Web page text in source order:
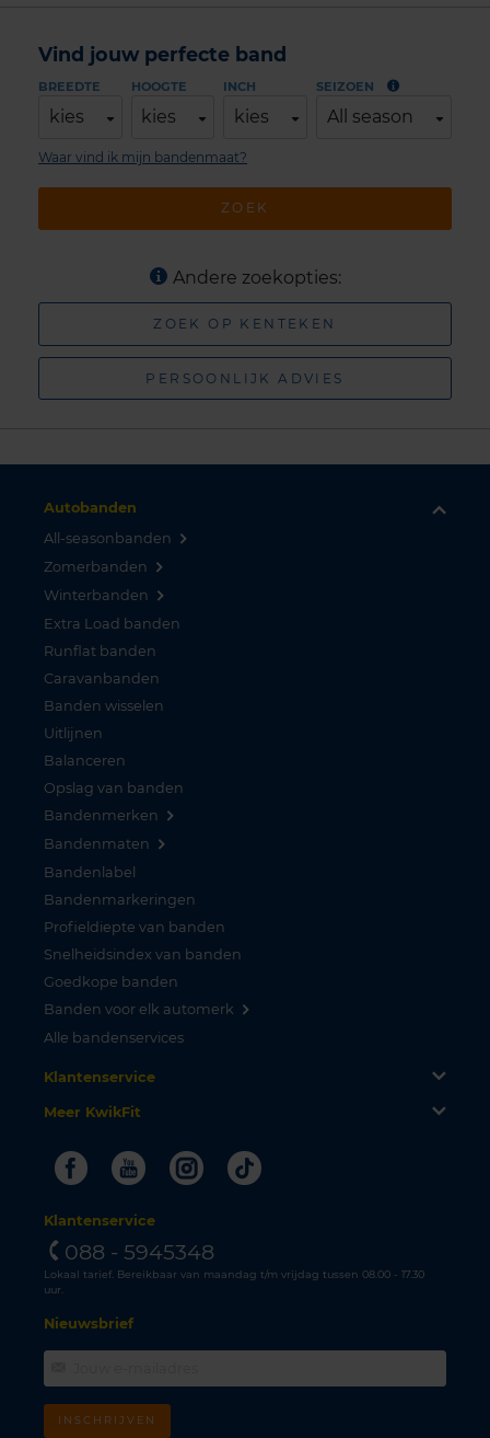
Vind jouw perfecte band
BREEDTE
kies
HOOGTE
kies
INCH
kies
SEIZOEN
All season
ZOEK
Waar vind ik mijn bandenmaat?
Andere zoekopties:
ZOEK OP KENTEKEN
PERSOONLIJK ADVIES
Autobanden
All-seasonbanden
Zomerbanden
Winterbanden
Extra Load banden
Runflat banden
Caravanbanden
Banden wisselen
Uitlijnen
Balanceren
Opslag van banden
Bandenmerken
Bandenmaten
Bandenlabel
Bandenmarkeringen
Profieldiepte van banden
Snelheidsindex van banden
Goedkope banden
Banden voor elk automerk
Alle bandenservices
Klantenservice
Meer KwikFit
FacebookYoutubeInstagram
Tiktok
Klantenservice
088 - 5945348
Lokaal tarief. Bereikbaar van maandag t/m vrijdag tussen 08.00 - 17.30
uur.
Nieuwsbrief
INSCHRIJVEN